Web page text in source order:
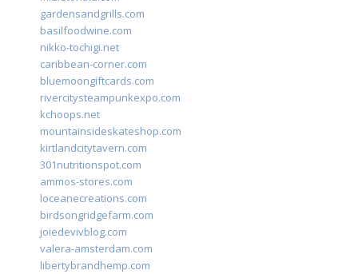
gardensandgrills.com
basilfoodwine.com
nikko-tochigi.net
caribbean-corner.com
bluemoongiftcards.com
rivercitysteampunkexpo.com
kchoops.net
mountainsideskateshop.com
kirtlandcitytavern.com
301nutritionspot.com
ammos-stores.com
loceanecreations.com
birdsongridgefarm.com
joiedevivblog.com
valera-amsterdam.com
libertybrandhemp.com